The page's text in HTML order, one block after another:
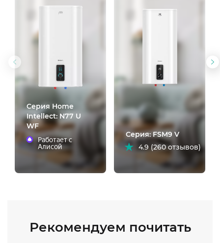
Предыдущий
слайд
Cерия Home
Intellect: N77 U
WF
Работает с
Алисой
Серия: FSM9 V
4.9 (260 отзывов)
Рекомендуем почитать